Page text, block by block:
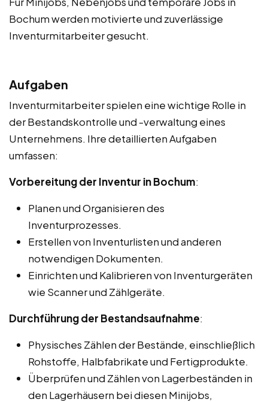
Bochum werden motivierte und zuverlässige
Inventurmitarbeiter gesucht.
Aufgaben
Inventurmitarbeiter spielen eine wichtige Rolle in
der Bestandskontrolle und -verwaltung eines
Unternehmens. Ihre detaillierten Aufgaben
umfassen:
Vorbereitung der Inventur in Bochum:
Planen und Organisieren des
Inventurprozesses.
Erstellen von Inventurlisten und anderen
notwendigen Dokumenten.
Einrichten und Kalibrieren von Inventurgeräten
wie Scanner und Zählgeräte.
Durchführung der Bestandsaufnahme:
Physisches Zählen der Bestände, einschließlich
Rohstoffe, Halbfabrikate und Fertigprodukte.
Überprüfen und Zählen von Lagerbeständen in
den Lagerhäusern bei diesen Minijobs,